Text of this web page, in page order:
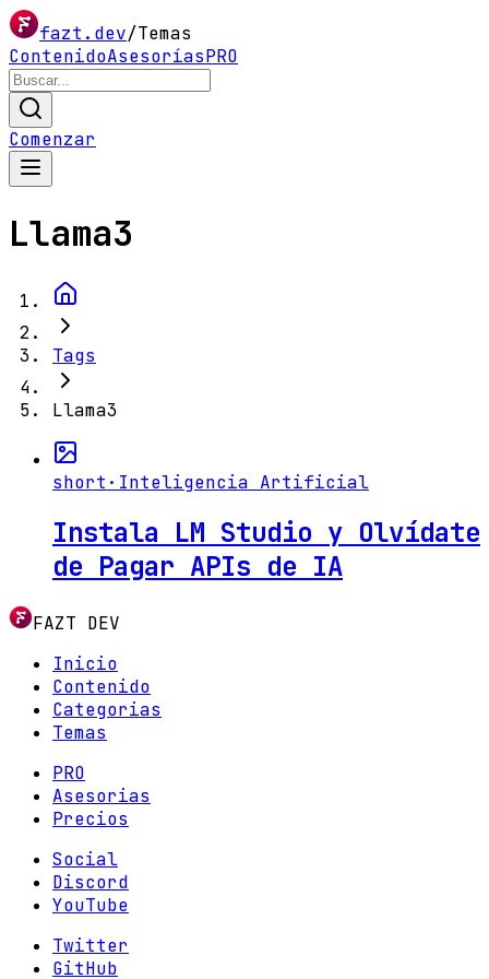
fazt.dev/Temas
ContenidoAsesoríasPRO
Comenzar
Llama3
Tags
Llama3
short · Inteligencia Artificial
Instala LM Studio y Olvídate
de Pagar APIs de IA
FAZT DEV
Inicio
Contenido
Categorias
Temas
PRO
Asesorias
Precios
Social
Discord
YouTube
Twitter
GitHub